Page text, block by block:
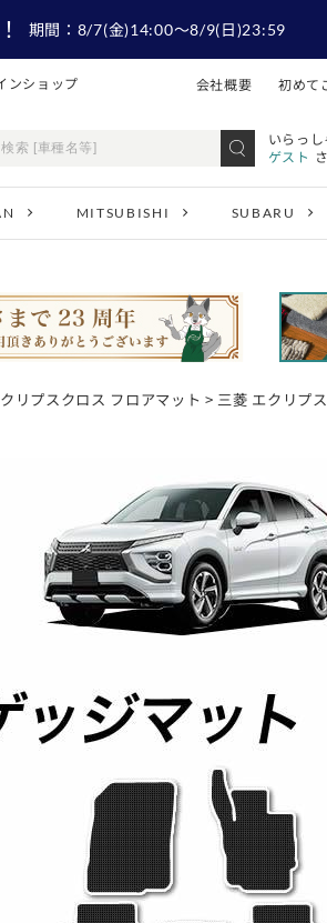
期間： 8/7(金)14:00～8/9(日)23:59
ンショップ 会社概要 初めて
いらっ
ゲスト
MITSUBISHI SUBARU
リプスクロス フロアマット > 三菱 エクリプ